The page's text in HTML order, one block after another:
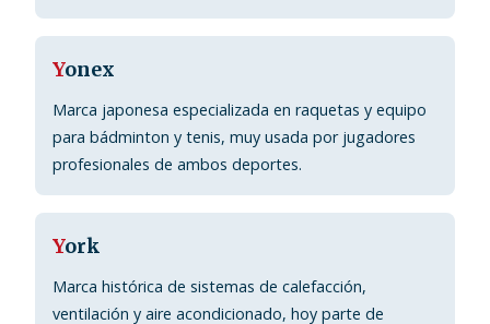
Yonex
Marca japonesa especializada en raquetas y equipo
para bádminton y tenis, muy usada por jugadores
profesionales de ambos deportes.
York
Marca histórica de sistemas de calefacción,
ventilación y aire acondicionado, hoy parte de